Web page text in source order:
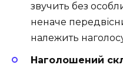
звучить без
неначе
належить
Наголошений